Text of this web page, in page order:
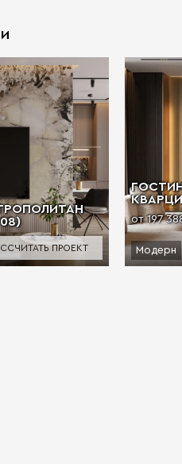
ПРОЕКТ
от 197
Модерн